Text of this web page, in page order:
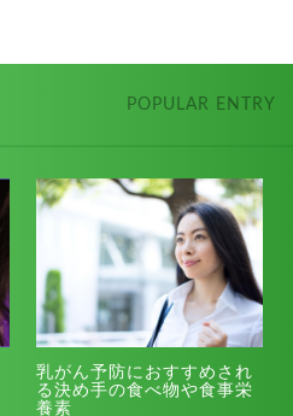
POPULAR ENTRY
乳がん予防におすすめされ
る決め手の食べ物や食事栄
養素